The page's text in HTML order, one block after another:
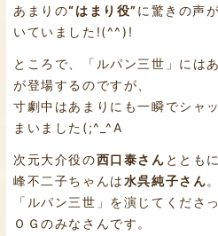
あまりの“はまり役”に驚きの声
いていました!(^^)!
ところで、「ルパン三世」には
が登場するのですが、
寸劇中はあまりにも一瞬でシャ
まいました(;^_^A
次元大介役の西口泰さん とともに
峰不二子ちゃんは水呉純子さん。
「ルパン三世」を演じてくださ
ＯＧのみなさんです。